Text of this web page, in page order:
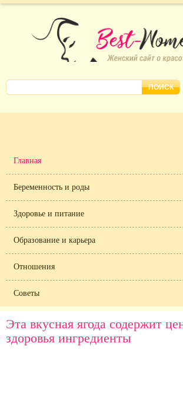
Главная
Беременность и роды
Здоровье и питание
Образование и карьера
Отношения
Советы
Эта вкусная ягода содержит
здоровья ингредиенты